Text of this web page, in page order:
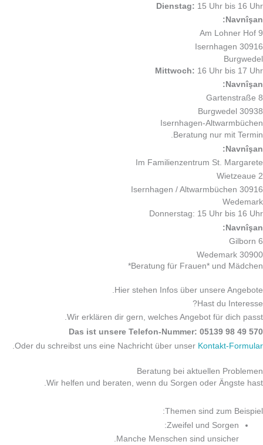
Dienstag: 15 Uhr bis 16 Uhr
Navnîşan:
Am Lohner Hof 9
30916 Isernhagen
Burgwedel
Mittwoch: 16 Uhr bis 17 Uhr
Navnîşan:
Gartenstraße 8
30938 Burgwedel
Isernhagen-Altwarmbüchen
Beratung nur mit Termin.
Navnîşan:
Im Familienzentrum St. Margarete
Wietzeaue 2
30916 Isernhagen / Altwarmbüchen
Wedemark
Donnerstag: 15 Uhr bis 16 Uhr
Navnîşan:
Gilborn 6
30900 Wedemark
Beratung für Frauen* und Mädchen*
Hier stehen Infos über unsere Angebote.
Hast du Interesse?
Wir erklären dir gern, welches Angebot für dich passt.
Das ist unsere Telefon-Nummer: 05139 98 49 570
Oder du schreibst uns eine Nachricht über unser Kontakt-Formular
.
Beratung bei aktuellen Problemen
Wir helfen und beraten, wenn du Sorgen oder Ängste hast.
Themen sind zum Beispiel:
Zweifel und Sorgen:
Manche Menschen sind unsicher.